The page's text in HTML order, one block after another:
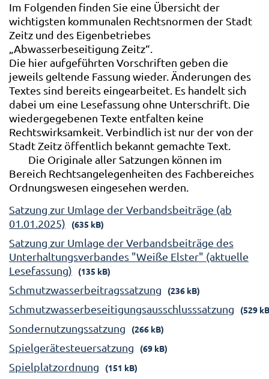
Im Folgenden finden Sie eine Übersicht der
wichtigsten kommunalen Rechtsnormen der Stadt
Zeitz und des Eigenbetriebes
„Abwasserbeseitigung Zeitz“.
Die hier aufgeführten Vorschriften geben die
jeweils geltende Fassung wieder. Änderungen des
Textes sind bereits eingearbeitet. Es handelt sich
dabei um eine Lesefassung ohne Unterschrift. Die
wiedergegebenen Texte entfalten keine
Rechtswirksamkeit. Verbindlich ist nur der von der
Stadt Zeitz öffentlich bekannt gemachte Text.
Die Originale aller Satzungen können im
Bereich Rechtsangelegenheiten des Fachbereiches
Ordnungswesen eingesehen werden.
Satzung zur Umlage der Verbandsbeiträge (ab
01.01.2025)
(635 kB)
Satzung zur Umlage der Verbandsbeiträge des
Unterhaltungsverbandes "Weiße Elster" (aktuelle
Lesefassung)
(135 kB)
Schmutzwasserbeitragssatzung (236 kB)
Schmutzwasserbeseitigungsausschlusssatzung (529
Sondernutzungssatzung (266 kB)
Spielgerätesteuersatzung (69 kB)
Spielplatzordnung (151 kB)